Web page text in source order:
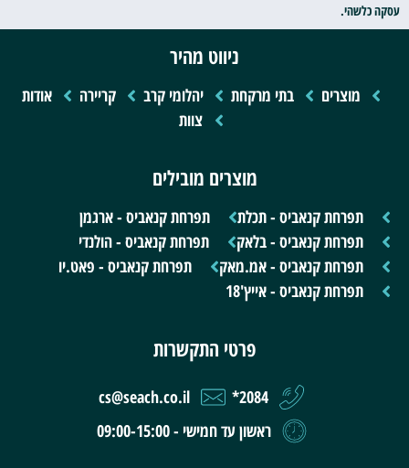
עסקה כלשהי.
ניווט מהיר
מוצרים בתי מרקחת יהלומי קרב קריירה
אודות
צוות
מוצרים מובילים
תפרחת קנאביס - תכלת
תפרחת קנאביס - ארגמן
תפרחת קנאביס - בלאק
תפרחת קנאביס - הולנדי
תפרחת קנאביס - אמ.מאק
תפרחת קנאביס - פאט.יו
תפרחת קנאביס - אייץ'18
פרטי התקשרות
2084*
cs@seach.co.il
ראשון עד חמישי - 09:00-15:00